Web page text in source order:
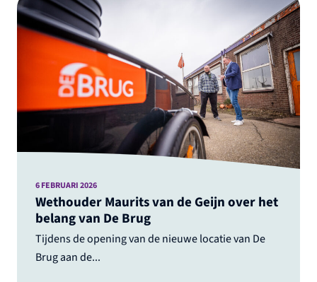
Wethouder Maurits van de Geijn over het
belang van De Brug
Tijdens de opening van de nieuwe locatie van De
Brug aan de...
6 FEBRUARI 2026